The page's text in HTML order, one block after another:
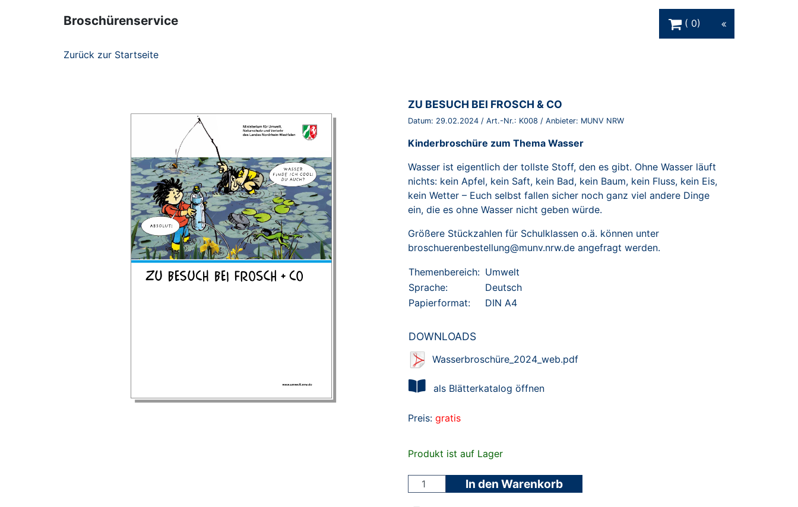
Broschürenservice
0
Zurück zur Startseite
BROSCHÜRE:
ZU BESUCH BEI FROSCH & CO
Datum: 29.02.2024 / Art.-Nr.: K008 / Anbieter: MUNV NRW
Kinderbroschüre zum Thema Wasser
Wasser ist eigentlich der tollste Stoff, den es gibt. Ohne Wasser läuft
nichts: kein Apfel, kein Saft, kein Bad, kein Baum, kein Fluss, kein Eis,
kein Wetter – Euch selbst fallen sicher noch ganz viel andere Dinge
ein, die es ohne Wasser nicht geben würde.
Größere Stückzahlen für Schulklassen o.ä. können unter
broschuerenbestellung@munv.nrw.de angefragt werden.
Themenbereich: Umwelt
Sprache:
Deutsch
Papierformat:
DIN A4
DOWNLOADS
Wasserbroschüre_2024_web.pdf
als Blätterkatalog öffnen
Preis: gratis
Produkt ist auf Lager
In den Warenkorb